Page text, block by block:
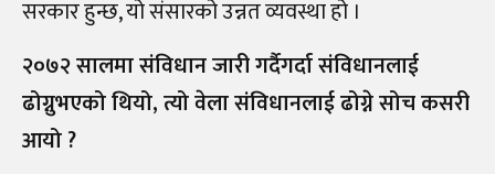
सरकार हुन्छ, यो संसारको उन्नत व्यवस्था हो ।
२०७२ सालमा संविधान जारी गर्दैगर्दा संविधानलाई
ढोग्नुभएको थियो, त्यो वेला संविधानलाई ढोग्ने सोच कसरी
आयो ?